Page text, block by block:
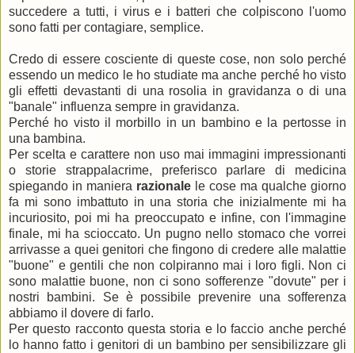
succedere a tutti, i virus e i batteri che colpiscono l'uomo
sono fatti per contagiare, semplice.
Credo di essere cosciente di queste cose, non solo perché
essendo un medico le ho studiate ma anche perché ho visto
gli effetti devastanti di una rosolia in gravidanza o di una
"banale" influenza sempre in gravidanza.
Perché ho visto il morbillo in un bambino e la pertosse in
una bambina.
Per scelta e carattere non uso mai immagini impressionanti
o storie strappalacrime, preferisco parlare di medicina
spiegando in maniera razionale le cose ma qualche giorno
fa mi sono imbattuto in una storia che inizialmente mi ha
incuriosito, poi mi ha preoccupato e infine, con l'immagine
finale, mi ha scioccato. Un pugno nello stomaco che vorrei
arrivasse a quei genitori che fingono di credere alle malattie
"buone" e gentili che non colpiranno mai i loro figli. Non ci
sono malattie buone, non ci sono sofferenze "dovute" per i
nostri bambini. Se è possibile prevenire una sofferenza
abbiamo il dovere di farlo.
Per questo racconto questa storia e lo faccio anche perché
lo hanno fatto i genitori di un bambino per sensibilizzare gli